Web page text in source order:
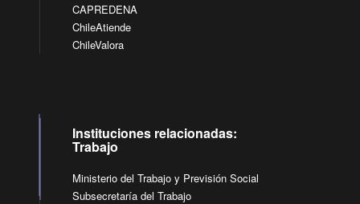
CAPREDENA
ChileAtiende
ChileValora
Instituciones relacionadas:
Trabajo
Ministerio del Trabajo y Previsión Social
Subsecretaría del Trabajo